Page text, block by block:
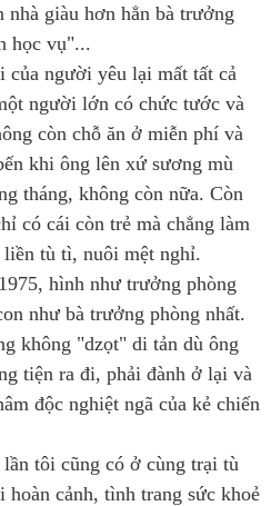
nhà giàu hơn hẳn bà trưởng
học vụ"...
của người yêu lại mất tất cả
người lớn có chức tước và
còn chỗ ăn ở miễn phí và
khi ông lên xứ sương mù
tháng, không còn nữa. Còn
có cái còn trẻ mà chẳng làm
tù tì, nuôi mệt nghỉ.
hình như trưởng phòng
như bà trưởng phòng nhất.
không "dzọt" di tản dù ông
tiện ra đi, phải đành ở lại và
độc nghiệt ngã của kẻ chiến
tôi cũng có ở cùng trại tù
cảnh, tình trang sức khoẻ